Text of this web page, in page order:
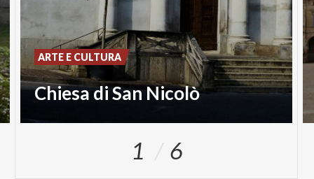
Chiesa di San Nicolò
ARTE E CULTURA
1 6